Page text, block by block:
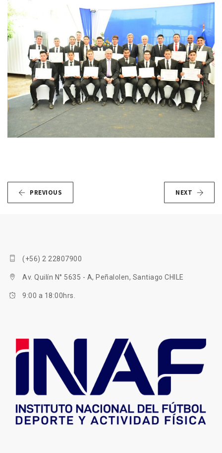
PREVIOUS NEXT
(+56) 2 22807900
Av. Quilín N° 5635 - A, Peñalolen, Santiago CHILE
9:00 a 18:00hrs.